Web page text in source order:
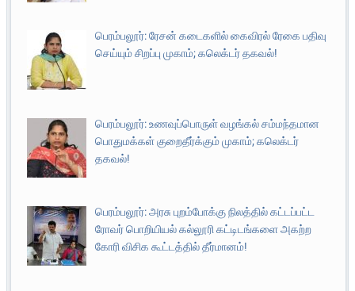
பெரம்பலூர்: ரேசன் கடைகளில் கைவிரல் ரேகை பதிவு
செய்யும் சிறப்பு முகாம்; கலெக்டர் தகவல்!
பெரம்பலூர்: உணவுப்பொருள் வழங்கல் சம்மந்தமான
பொதுமக்கள் குறைதீர்க்கும் முகாம்; கலெக்டர்
தகவல்!
பெரம்பலூர்: அரசு புறம்போக்கு நிலத்தில் கட்டப்பட்ட
ரோவர் பொறியியல் கல்லூரி கட்டிடங்களை அகற்ற
கோரி விசிக கூட்டத்தில் தீர்மானம்!